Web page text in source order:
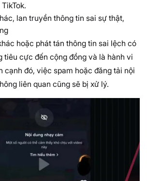
lan truyền thông tin sai sự thật,
hoặc phát tán thông tin sai lệch có
tiêu cực đến cộng đồng và là hành vi
cạnh đó, việc spam hoặc đăng tải nội
liên quan cũng sẽ bị xử lý.